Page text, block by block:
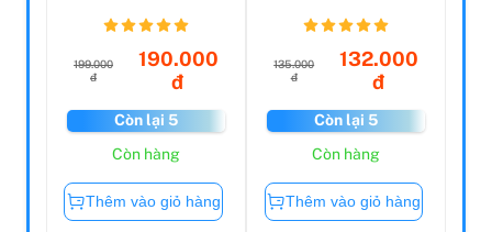
199.000
đ
190.000
đ
Còn lại 5
Còn hàng
Thêm vào giỏ hàng
Translation
135.000
đ
132.000
đ
Còn lại 5
Còn hàng
Thêm vào giỏ hàng